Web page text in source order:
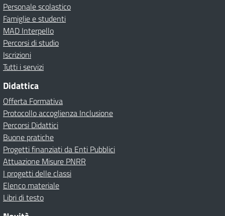
Personale scolastico
Famiglie e studenti
MAD Interpello
Percorsi di studio
Iscrizioni
Tutti i servizi
Didattica
Offerta Formativa
Protocollo accoglienza Inclusione
Percorsi Didattici
Buone pratiche
Progetti finanziati da Enti Pubblici
Attuazione Misure PNRR
I progetti delle classi
Elenco materiale
Libri di testo